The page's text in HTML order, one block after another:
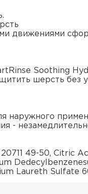
движениями
Soothing
шерсть без
наружного
-
49-50, Citric
Laureth Sulfate